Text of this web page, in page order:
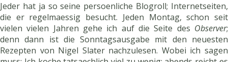
Jeder hat ja so seine persoenliche Blogroll; Internetseiten,
die er regelmaessig besucht. Jeden Montag, schon seit
vielen vielen Jahren gehe ich auf die Seite des Observer;
denn dann ist die Sonntagsausgabe mit den neuesten
Rezepten von Nigel Slater nachzulesen. Wobei ich sagen